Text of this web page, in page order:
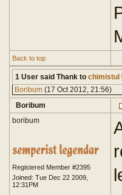
Back to top
1 User said Thank to chimistul
Boribum (17 Oct 2012, 21:56)
Boribum
boribum
Registered Member #2395
Joined: Tue Dec 22 2009,
12:31PM